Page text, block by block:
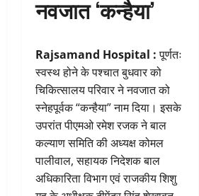
नवजात ‘कन्हैया’
Rajsamand Hospital :पूर्णतः
स्वस्थ होने के पश्चात बुधवार को
चिकित्सालय परिवार ने नवजात को
स्नेहपूर्वक “कन्हैया” नाम दिया। इसके
उपरांत पीएमओ रमेश रजक ने बाल
कल्याण समिति की अध्यक्ष कोमल
पालीवाल, सहायक निदेशक बाल
अधिकारिता विभाग एवं राजकीय शिशु